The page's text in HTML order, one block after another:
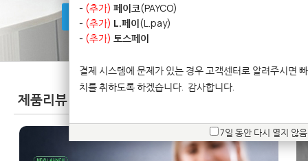
방문예약문의
제품리뷰
- (추가) 페이코(PAYCO)
- (추가) L.페이(L.pay)
- (추가) 토스페이
결제 시스템에 문제가 있는 경우 고객센터로 알려주시면
치를 취하도록 하겠습니다. 감사합니다.
7일 동안 다시 열지 않음